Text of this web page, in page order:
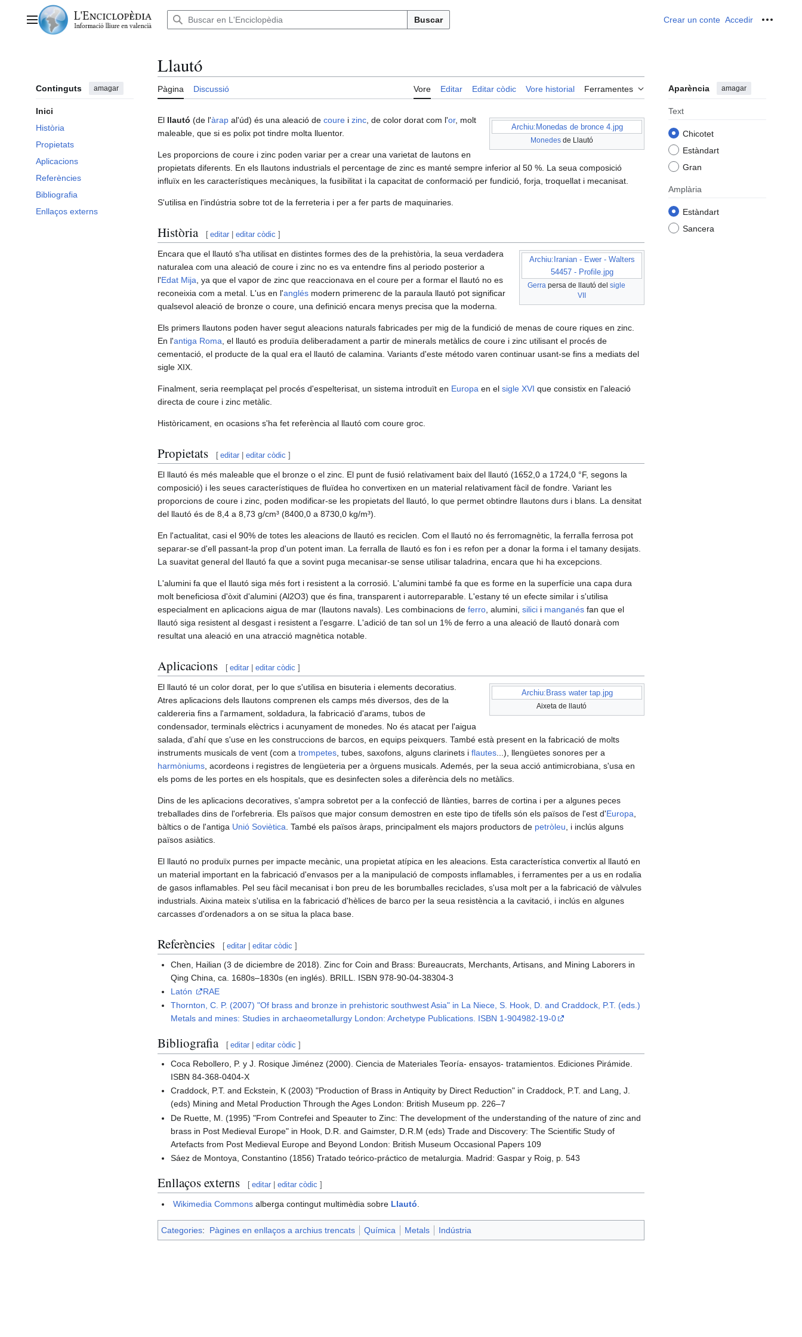
contingutMenú principal Buscar Crear un conte Accedir
Continguts amagar
Inici
Història
Propietats
Aplicacions
Referències
Bibliografia
Enllaços externs
Llautó
Pàgina Discussió Vore Editar Editar còdic Vore historial Ferramentes Aparència amagar
Text
Chicotet
Estàndart
Gran
Amplària
Estàndart
Sancera
Archiu:Monedas de bronce 4.jpg
Monedesde Llautó
El llautó (de l'àrap al'úd) és una aleació de coure i zinc , de color dorat com l'or, molt
maleable, que si es polix pot tindre molta lluentor.
Les proporcions de coure i zinc poden variar per a crear una varietat de lautons en
propietats diferents. En els llautons industrials el percentage de zinc es manté sempre inferior al 50 %. La seua composició
influïx en les característiques mecàniques, la fusibilitat i la capacitat de conformació per fundició, forja, troquellat i mecanisat.
S'utilisa en l'indústria sobre tot de la ferreteria i per a fer parts de maquinaries.
Història [ editar |editar còdic ]
Archiu:Iranian - Ewer - Walters
54457 - Profile.jpg
Gerra persa de llautó del sigle
VII
Encara que el llautó s'ha utilisat en distintes formes des de la prehistòria,​ la seua verdadera
naturalea com una aleació de coure i zinc no es va entendre fins al periodo posterior a
l'Edat Mija , ya que el vapor de zinc que reaccionava en el coure per a formar el llautó no es
reconeixia com a metal.​ L'us en l'anglés modern primerenc de la paraula llautó pot significar
qualsevol aleació de bronze o coure, una definició encara menys precisa que la moderna.
Els primers llautons poden haver segut aleacions naturals fabricades per mig de la fundició de menas de coure riques en zinc.​
En l'antiga Roma , el llautó es produïa deliberadament a partir de minerals metàlics de coure i zinc utilisant el procés de
cementació, el producte de la qual era el llautó de calamina. Variants d'este método varen continuar usant-se fins a mediats del
sigle XIX.
Finalment, seria reemplaçat pel procés d'espelterisat, un sistema introduït en Europa en el sigle XVI que consistix en l'aleació
directa de coure i zinc metàlic.​
Històricament, en ocasions s'ha fet referència al llautó com coure groc.
Propietats [ editar |editar còdic ]
El llautó és més maleable que el bronze o el zinc. El punt de fusió relativament baix del llautó (1652,0 a 1724,0 °F, segons la
composició) i les seues característiques de fluïdea ho convertixen en un material relativament fàcil de fondre. Variant les
proporcions de coure i zinc, poden modificar-se les propietats del llautó, lo que permet obtindre llautons durs i blans. La densitat
del llautó és de 8,4 a 8,73 g/cm³ (8400,0 a 8730,0 kg/m³).
En l'actualitat, casi el 90% de totes les aleacions de llautó es reciclen.​ Com el llautó no és ferromagnètic, la ferralla ferrosa pot
separar-se d'ell passant-la prop d'un potent iman. La ferralla de llautó es fon i es refon per a donar la forma i el tamany desijats.
La suavitat general del llautó fa que a sovint puga mecanisar-se sense utilisar taladrina, encara que hi ha excepcions.
L'alumini fa que el llautó siga més fort i resistent a la corrosió. L'alumini també fa que es forme en la superfície una capa dura
molt beneficiosa d'òxit d'alumini (Al2O3) que és fina, transparent i autorreparable. L'estany té un efecte similar i s'utilisa
especialment en aplicacions aigua de mar (llautons navals). Les combinacions de ferro , alumini, silici i manganés fan que el
llautó siga resistent al desgast i resistent a l'esgarre.​ L'adició de tan sol un 1% de ferro a una aleació de llautó donarà com
resultat una aleació en una atracció magnètica notable.​
Aplicacions [ editar |editar còdic ]
Archiu:Brass water tap.jpg
Aixeta de llautó
El llautó té un color dorat, per lo que s'utilisa en bisuteria i elements decoratius.​
Atres aplicacions dels llautons comprenen els camps més diversos, des de la
caldereria fins a l'armament, soldadura, la fabricació d'arams, tubos de
condensador, terminals elèctrics i acunyament de monedes. No és atacat per l'aigua
salada, d'ahí que s'use en les construccions de barcos, en equips peixquers. També està present en la fabricació de molts
instruments musicals de vent (com a trompetes, tubes, saxofons, alguns clarinets i flautes...), llengüetes sonores per a
harmòniums, acordeons i registres de lengüeteria per a òrguens musicals. Ademés, per la seua acció antimicrobiana, s'usa en
els poms de les portes en els hospitals, que es desinfecten soles a diferència dels no metàlics.
Dins de les aplicacions decoratives, s'ampra sobretot per a la confecció de llànties, barres de cortina i per a algunes peces
treballades dins de l'orfebreria. Els països que major consum demostren en este tipo de tifells són els països de l'est d'Europa,
bàltics o de l'antiga Unió Soviètica. També els països àraps, principalment els majors productors de petròleu, i inclús alguns
països asiàtics.
El llautó no produïx purnes per impacte mecànic, una propietat atípica en les aleacions. Esta característica convertix al llautó en
un material important en la fabricació d'envasos per a la manipulació de composts inflamables, i ferramentes per a us en rodalia
de gasos inflamables. Pel seu fàcil mecanisat i bon preu de les borumballes reciclades, s'usa molt per a la fabricació de vàlvules
industrials. Aixina mateix s'utilisa en la fabricació d'hèlices de barco per la seua resistència a la cavitació, i inclús en algunes
carcasses d'ordenadors a on se situa la placa base.
Referències [ editar |editar còdic ]
Chen, Hailian (3 de diciembre de 2018). Zinc for Coin and Brass: Bureaucrats, Merchants, Artisans, and Mining Laborers in
Qing China, ca. 1680s–1830s (en inglés). BRILL. ISBN 978-90-04-38304-3
Latón
RAE
Thornton, C. P. (2007) "Of brass and bronze in prehistoric southwest Asia" in La Niece, S. Hook, D. and Craddock, P.T. (eds.)
Metals and mines: Studies in archaeometallurgy London: Archetype Publications. ISBN 1-904982-19-0
Bibliografia [ editar |editar còdic ]
Coca Rebollero, P. y J. Rosique Jiménez (2000). Ciencia de Materiales Teoría- ensayos- tratamientos. Ediciones Pirámide.
ISBN 84-368-0404-X
Craddock, P.T. and Eckstein, K (2003) "Production of Brass in Antiquity by Direct Reduction" in Craddock, P.T. and Lang, J.
(eds) Mining and Metal Production Through the Ages London: British Museum pp. 226–7
De Ruette, M. (1995) "From Contrefei and Speauter to Zinc: The development of the understanding of the nature of zinc and
brass in Post Medieval Europe" in Hook, D.R. and Gaimster, D.R.M (eds) Trade and Discovery: The Scientific Study of
Artefacts from Post Medieval Europe and Beyond London: British Museum Occasional Papers 109
Sáez de Montoya, Constantino (1856) Tratado teórico-práctico de metalurgia. Madrid: Gaspar y Roig, p. 543
Enllaços externs [ editar |editar còdic ]
Wikimedia Commons alberga contingut multimèdia sobre Llautó.
Categories: Pàgines en enllaços a archius trencats Química Metals Indústria